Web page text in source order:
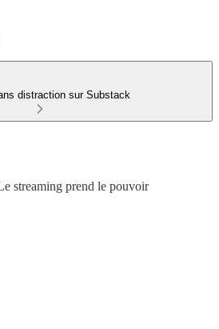
distraction sur Substack
streaming prend le pouvoir